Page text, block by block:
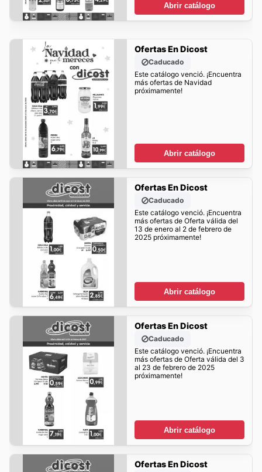
Abrir catálogo
Ofertas En Dicost
Caducado
Este catálogo venció. ¡Encuentra
más ofertas de Navidad
próximamente!
Abrir catálogo
Ofertas En Dicost
Caducado
Este catálogo venció. ¡Encuentra
más ofertas de Oferta válida del
13 de enero al 2 de febrero de
2025 próximamente!
Abrir catálogo
Ofertas En Dicost
Caducado
Este catálogo venció. ¡Encuentra
más ofertas de Oferta válida del 3
al 23 de febrero de 2025
próximamente!
Abrir catálogo
Ofertas En Dicost